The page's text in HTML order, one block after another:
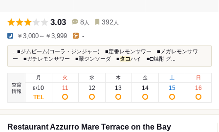
3.03 8 人 392 人
￥3,000～￥3,999 -
...■ジムビーム(コーラ・ジンジャー) ■定番レモンサワー ■メガレモンサワ
ー ■ガチレモンサワー ■翠ジンソーダ ■タコハイ ■□焼酎 グ...
空席
情報
月
8/10
火
11
水
12
木
13
金
14
土
15
日
16
Restaurant Azzurro Mare Terrace on the Bay